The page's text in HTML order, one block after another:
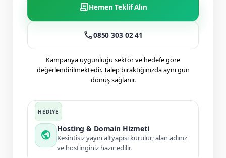
receipt_longHemen Teklif Alın
call0850 303 02 41
Kampanya uygunluğu sektör ve hedefe göre
değerlendirilmektedir. Talep bıraktığınızda aynı gün
dönüş sağlanır.
public
Hosting & Domain Hizmeti
Kesintisiz yayın altyapısı kurulur; alan adınız
ve hostinginiz hazır edilir.